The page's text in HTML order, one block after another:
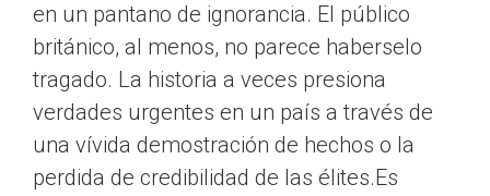
en un pantano de ignorancia. El público
británico, al menos, no parece haberselo
tragado. La historia a veces presiona
verdades urgentes en un país a través de
una vívida demostración de hechos o la
perdida de credibilidad de las élites.Es